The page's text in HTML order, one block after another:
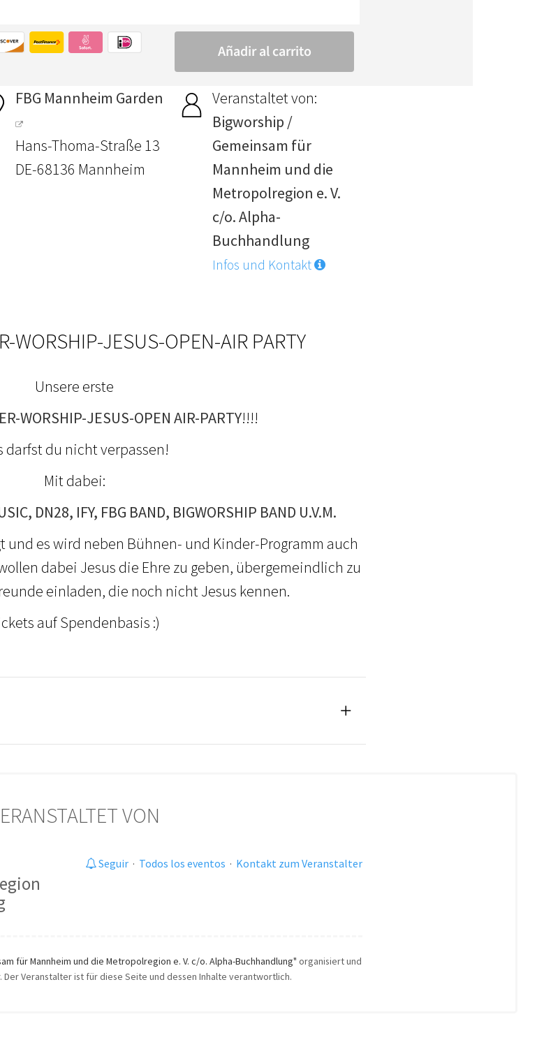
FBG Mannheim Garden
Hans-Thoma-Straße 13
DE-68136 Mannheim
Veranstaltet von:
Bigworship /
Gemeinsam für
Mannheim und die
Metropolregion e. V.
c/o. Alpha-
Buchhandlung
Infos und Kontakt
WORSHIP-JESUS-OPEN-AIR PARTY
Unsere erste
WORSHIP-JESUS-OPEN AIR-PARTY!!!!
darfst du nicht verpassen!
Mit dabei:
DN28, IFY, FBG BAND, BIGWORSHIP BAND U.V.M.
und es wird neben Bühnen- und Kinder-Programm auch
dabei Jesus die Ehre zu geben, übergemeindlich zu
einladen, die noch nicht Jesus kennen.
auf Spendenbasis :)
VON
Seguir· Todos los eventos · Kontakt zum Veranstalter
für Mannheim und die Metropolregion e. V. c/o. Alpha-Buchhandlung" organisiert und
Veranstalter ist für diese Seite und dessen Inhalte verantwortlich.